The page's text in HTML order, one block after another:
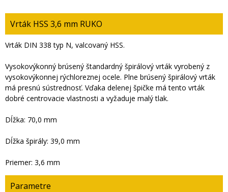
Vrták HSS 3,6 mm RUKO
Vrták DIN 338 typ N, valcovaný HSS.
Vysokovýkonný brúsený štandardný špirálový vrták vyrobený z
vysokovýkonnej rýchloreznej ocele. Plne brúsený špirálový vrták
má presnú sústrednosť. Vďaka delenej špičke má tento vrták
dobré centrovacie vlastnosti a vyžaduje malý tlak.
Dĺžka: 70,0 mm
Dĺžka špirály: 39,0 mm
Priemer: 3,6 mm
Parametre